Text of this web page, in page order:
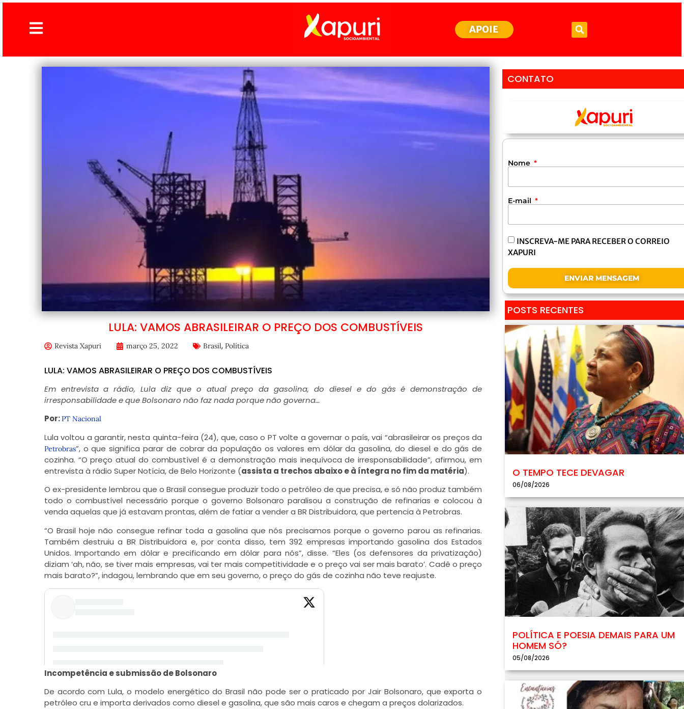
APOIE
LULA: VAMOS ABRASILEIRAR O PREÇO DOS COMBUSTÍVEIS
Revista Xapuri março 25, 2022 Brasil, Política
LULA: VAMOS ABRASILEIRAR O PREÇO DOS COMBUSTÍVEIS
Em entrevista a rádio, Lula diz que o atual preço da gasolina, do diesel e do gás é demonstração de
irresponsabilidade e que Bolsonaro não faz nada porque não governa…
Por:PT Nacional
Lula voltou a garantir, nesta quinta-feira (24), que, caso o PT volte a governar o país, vai “abrasileirar os preços da
Petrobras”, o que significa parar de cobrar da população os valores em dólar da gasolina, do diesel e do gás de
cozinha. “O preço atual do combustível é a demonstração mais inequívoca de irresponsabilidade”, afirmou, em
entrevista à rádio Super Notícia, de Belo Horizonte (assista a trechos abaixo e à íntegra no fim da matéria).
O ex-presidente lembrou que o Brasil consegue produzir todo o petróleo de que precisa, e só não produz também
todo o combustível necessário porque o governo Bolsonaro paralisou a construção de refinarias e colocou à
venda aquelas que já estavam prontas, além de fatiar a vender a BR Distribuidora, que pertencia à Petrobras.
“O Brasil hoje não consegue refinar toda a gasolina que nós precisamos porque o governo parou as refinarias.
Também destruiu a BR Distribuidora e, por conta disso, tem 392 empresas importando gasolina dos Estados
Unidos. Importando em dólar e precificando em dólar para nós”, disse. “Eles (os defensores da privatização)
diziam ‘ah, não, se tiver mais empresas, vai ter mais competitividade e o preço vai ser mais barato’. Cadê o preço
mais barato?”, indagou, lembrando que em seu governo, o preço do gás de cozinha não teve reajuste.
Incompetência e submissão de Bolsonaro
De acordo com Lula, o modelo energético do Brasil não pode ser o praticado por Jair Bolsonaro, que exporta o
petróleo cru e importa derivados como diesel e gasolina, que são mais caros e chegam a preços dolarizados.
CONTATO
Nome
E-mail
INSCREVA-ME PARA RECEBER O CORREIO
XAPURI
ENVIAR MENSAGEM
POSTS RECENTES
O TEMPO TECE DEVAGAR
06/08/2026
POLÍTICA E POESIA DEMAIS PARA UM
HOMEM SÓ?
05/08/2026